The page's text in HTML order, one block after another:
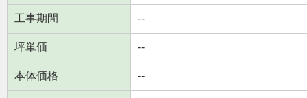
工事期間 --
坪単価 --
本体価格 --